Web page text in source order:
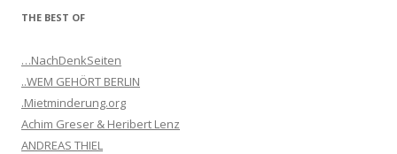
THE BEST OF
…NachDenkSeiten
..WEM GEHÖRT BERLIN
.Mietminderung.org
Achim Greser & Heribert Lenz
ANDREAS THIEL